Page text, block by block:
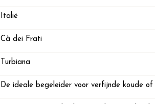
Italië
Cà dei Frati
Turbiana
De ideale begeleider voor verfijnde koude